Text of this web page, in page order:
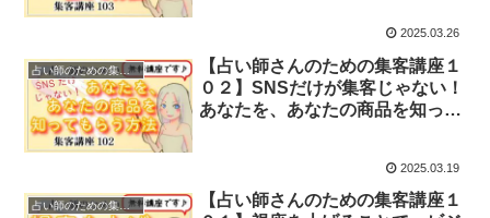
2025.03.26
占い師のための集客講座
【占い師さんのための集客講座１
０２】SNSだけが集客じゃない！
あなたを、あなたの商品を知って
2025.03.19
占い師のための集客講座
【占い師さんのための集客講座１